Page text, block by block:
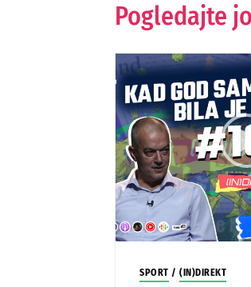
Pogledajte
SPORT /(IN)DIREKT